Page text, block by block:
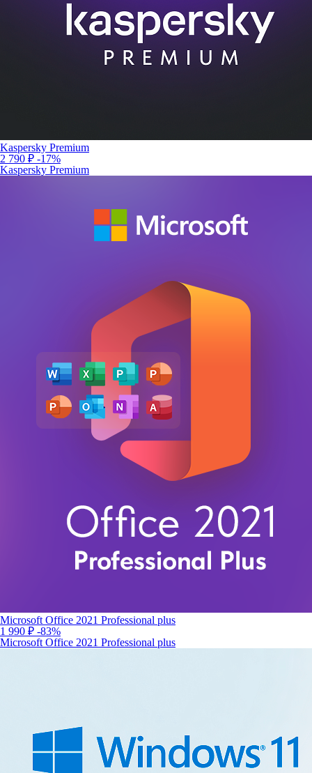
Kaspersky Premium
2 790 ₽ -17%
Kaspersky Premium
Microsoft Office 2021 Professional plus
1 990 ₽ -83%
Microsoft Office 2021 Professional plus